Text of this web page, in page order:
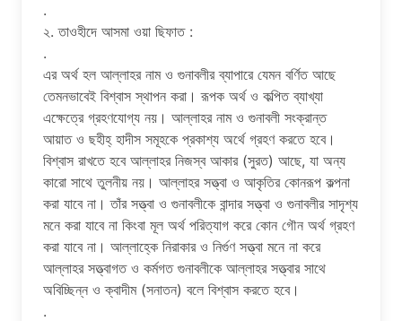
.
২. তাওহীদে আসমা ওয়া ছিফাত :
.
এর অর্থ হল আল্লাহর নাম ও গুনাবলীর ব্যাপারে যেমন বর্ণিত আছে
তেমনভাবেই বিশ্বাস স্থাপন করা। রূপক অর্থ ও কল্পিত ব্যাখ্যা
এক্ষেত্রে গ্রহণযোগ্য নয়। আল্লাহর নাম ও গুনাবলী সংক্রান্ত
আয়াত ও ছহীহ্ হাদীস সমূহকে প্রকাশ্য অর্থে গ্রহণ করতে হবে।
বিশ্বাস রাখতে হবে আল্লাহর নিজস্ব আকার (সুরত) আছে, যা অন্য
কারো সাথে তুলনীয় নয়। আল্লাহর সত্ত্বা ও আকৃতির কোনরূপ কল্পনা
করা যাবে না। তাঁর সত্ত্বা ও গুনাবলীকে বান্দার সত্ত্বা ও গুনাবলীর সাদৃশ্য
মনে করা যাবে না কিংবা মূল অর্থ পরিত্যাগ করে কোন গৌন অর্থ গ্রহণ
করা যাবে না। আল্লাহ্কে নিরাকার ও নির্গুণ সত্ত্বা মনে না করে
আল্লাহর সত্ত্বাগত ও কর্মগত গুনাবলীকে আল্লাহর সত্ত্বার সাথে
অবিচ্ছিন্ন ও ক্বাদীম (সনাতন) বলে বিশ্বাস করতে হবে।
.